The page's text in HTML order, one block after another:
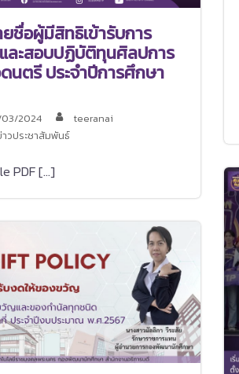
ยชื่อผู้มีสิทธิเข้ารับการ
ะสอบปฏิบัติทุนศิลปการ
นตรี ประจำปีการศึกษา
2024
teeranai
วประชาสัมพันธ์
PDF […]